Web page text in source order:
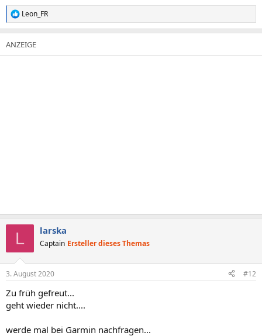
R
e
a
k
t
Leon_FR
L larska
Captain Ersteller dieses Themas
3. August 2020 #12
Zu früh gefreut...
geht wieder nicht....
werde mal bei Garmin nachfragen...